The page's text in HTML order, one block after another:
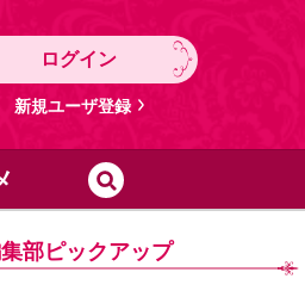
ログイン
新規ユーザ登録
部ピックアップ